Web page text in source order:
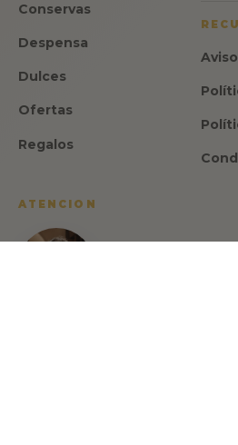
Conservas
Despensa
Dulces
Ofertas
Regalos
ATENCION